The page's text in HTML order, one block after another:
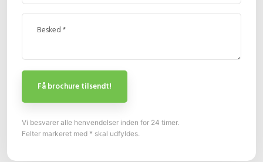
Vi besvarer alle henvendelser inden for 24 timer.
Felter markeret med * skal udfyldes.​